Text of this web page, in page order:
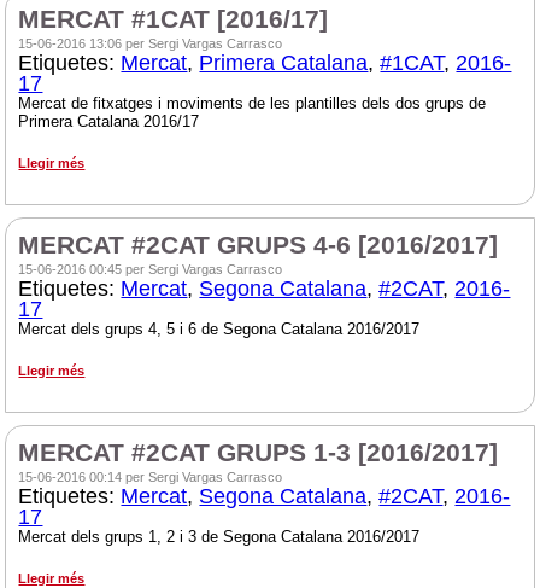
MERCAT #1CAT [2016/17]
15-06-2016 13:06 per Sergi Vargas Carrasco
Etiquetes: Mercat, Primera Catalana,#1CAT,2016-
17
Mercat de fitxatges i moviments de les plantilles dels dos grups de
Primera Catalana 2016/17
Llegir més
MERCAT #2CAT GRUPS 4-6 [2016/2017]
15-06-2016 00:45 per Sergi Vargas Carrasco
Etiquetes: Mercat, Segona Catalana,#2CAT,2016-
17
Mercat dels grups 4, 5 i 6 de Segona Catalana 2016/2017
Llegir més
MERCAT #2CAT GRUPS 1-3 [2016/2017]
15-06-2016 00:14 per Sergi Vargas Carrasco
Etiquetes: Mercat, Segona Catalana,#2CAT,2016-
17
Mercat dels grups 1, 2 i 3 de Segona Catalana 2016/2017
Llegir més